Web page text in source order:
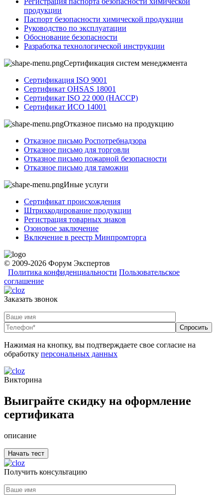
продукции
Паспорт безопасности химической продукции
Руководство по эксплуатации
Обоснование безопасности
Разработка технологической инструкции
Сертификация систем менеджмента
Сертификация ISO 9001
Сертификат OHSAS 18001
Сертификат ISO 22 000 (НАССР)
Сертификат ИСО 14001
Отказное письмо на продукцию
Отказное письмо Роспотребнадзора
Отказное письмо для торговли
Отказное письмо пожарной безопасности
Отказное письмо для таможни
Иные услуги
Сертификат происхождения
Штрихкодирование продукции
Регистрация товарных знаков
Озоновое заключение
Включение в реестр Минпромторга
© 2009-2026 Форум Экспертов
Политика конфиденциальности Пользовательское
соглашение
Заказать звонок
Нажимая на кнопку, вы подтверждаете свое согласие на
обработку персональных данных
Викторина
Выиграйте скидку на оформление
сертификата
описание
Получить консультацию